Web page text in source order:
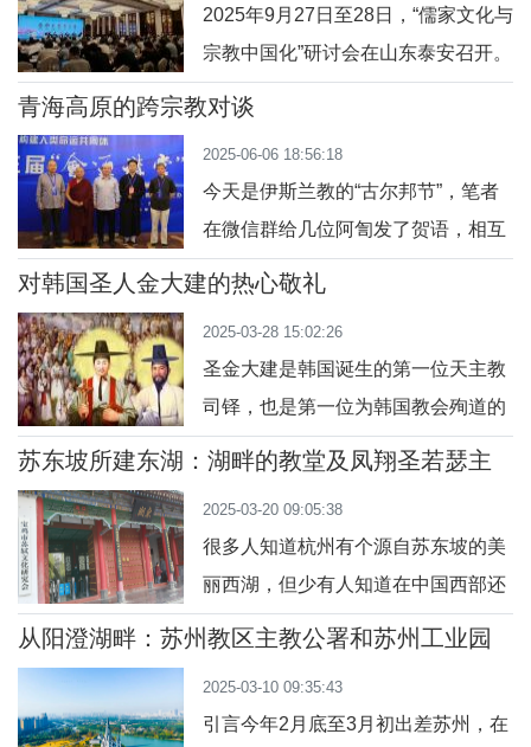
教区的联系工作，我们以后可能会麻
烦到主教……”2007年6月29日辽宁抚
顺，我（右）和我妈（中）、张良神
就接到任务。
2025年9月27日至28日，“儒家文化与
宗教中国化”研讨会在山东泰安召开。
五大宗教（天主教、基督教、佛教、
省委统战部、山东省民宗委的相关负
责人士，以及各地学界人士共襄盛
会。参会专家学者分别来自北京大
学、山东大学、南京大学、中国人民
学、湖北大学、安
青海高原的跨宗教对谈
2025-06-06 18:56:18
今天是伊斯兰教的“古尔邦节”，笔者
在微信群给几位阿訇发了贺语，相互
问候一番。这几位阿訇都是去年夏天
月，青海省伊斯兰教协会在海拔2261
米的省会西宁市，主办了第三届“会通
讲堂”。与之前两届“会通讲堂”只有社
会学者发言不同，这次会议特别邀请
对韩国圣人金大建的热心敬礼
2025-03-28 15:02:26
圣金大建是韩国诞生的第一位天主教
司铎，也是第一位为韩国教会殉道的
韩国圣人。殉道者的血是教会种子。
的天主教会发展很快。我们相信这与
这位圣人的代祷密不可分。一、圣金
大建的生平历史及对他的虔诚庆典
（一）韩国天主教教会简介天主教首
度、中国、菲律宾
苏东坡所建东湖：湖畔的教堂及凤翔圣若瑟主
教座堂
2025-03-20 09:05:38
很多人知道杭州有个源自苏东坡的美
丽西湖，但少有人知道在中国西部还
有一个源自苏东坡的美丽东湖，更鲜
美丽的天主教堂。近日有机会到陕西
宝鸡市凤翔区出差，得以发现这座位
从阳澄湖畔：苏州教区主教公署和苏州工业园
区天主堂看古今苏州教会
2025-03-10 09:35:43
引言今年2月底至3月初出差苏州，在